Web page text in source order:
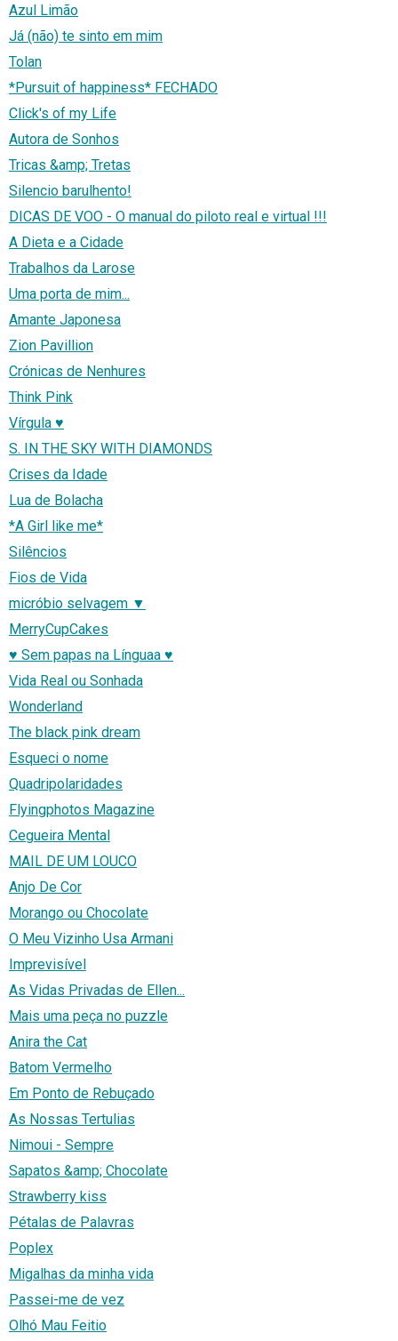
Azul Limão
Já (não) te sinto em mim
Tolan
*Pursuit of happiness* FECHADO
Click's of my Life
Autora de Sonhos
Tricas &amp; Tretas
Silencio barulhento!
DICAS DE VOO - O manual do piloto real e virtual !!!
A Dieta e a Cidade
Trabalhos da Larose
Uma porta de mim...
Amante Japonesa
Zion Pavillion
Crónicas de Nenhures
Think Pink
Vírgula ♥
S. IN THE SKY WITH DIAMONDS
Crises da Idade
Lua de Bolacha
*A Girl like me*
Silêncios
Fios de Vida
micróbio selvagem ▼
MerryCupCakes
♥ Sem papas na Línguaa ♥
Vida Real ou Sonhada
Wonderland
The black pink dream
Esqueci o nome
Quadripolaridades
Flyingphotos Magazine
Cegueira Mental
MAIL DE UM LOUCO
Anjo De Cor
Morango ou Chocolate
O Meu Vizinho Usa Armani
Imprevisível
As Vidas Privadas de Ellen...
Mais uma peça no puzzle
Anira the Cat
Batom Vermelho
Em Ponto de Rebuçado
As Nossas Tertulias
Nimoui - Sempre
Sapatos &amp; Chocolate
Strawberry kiss
Pétalas de Palavras
Poplex
Migalhas da minha vida
Passei-me de vez
Olhó Mau Feitio